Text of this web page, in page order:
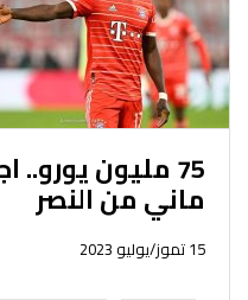
75 مليون
ماني من النصر
15 تموز/يوليو 2023